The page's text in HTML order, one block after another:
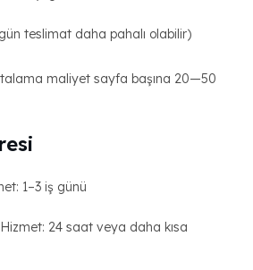
teslimat daha pahalı olabilir)
maliyet sayfa başına 20—50
1–3 iş günü
Hizmet: 24 saat veya daha kısa